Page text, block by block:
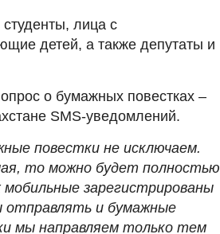
студенты, лица с
детей, а также депутаты и
о бумажных повестках –
SMS-уведомлений.
повестки не исключаем.
то можно будет полностью
зарегистрированы
отправлять и бумажные
мы направляем только тем